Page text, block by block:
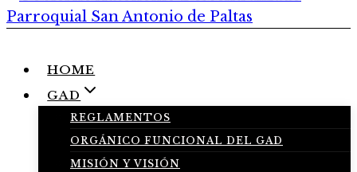
HOME
GAD
REGLAMENTOS
ORGÁNICO FUNCIONAL DEL GAD
MISIÓN Y VISIÓN